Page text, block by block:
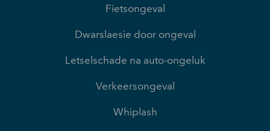
Fietsongeval
Dwarslaesie door ongeval
Letselschade na auto-ongeluk
Verkeersongeval
Whiplash